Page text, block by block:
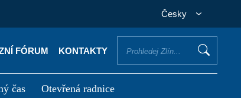
Česky
FÓRUM KONTAKTY
čas Otevřená radnice